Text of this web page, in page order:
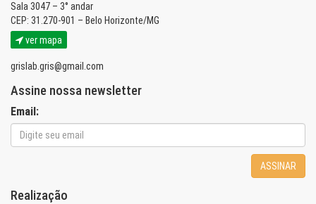
Sala 3047 – 3° andar
CEP: 31.270-901 – Belo Horizonte/MG
ver mapa
grislab.gris@gmail.com
Assine nossa newsletter
Email:
ASSINAR
Realização